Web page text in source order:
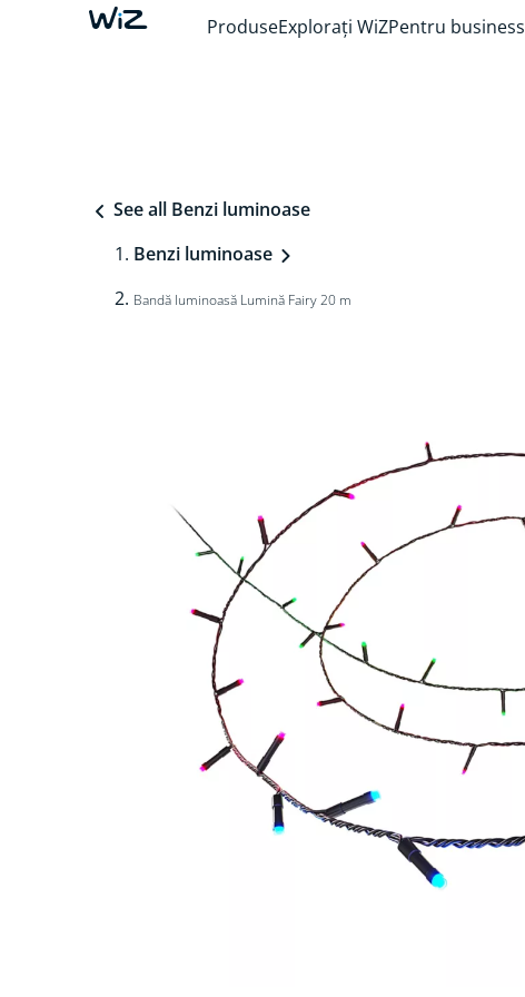
ProduseExplorați WiZPentru business
See all Benzi luminoase
Benzi luminoase
Bandă luminoasă Lumină Fairy 20 m